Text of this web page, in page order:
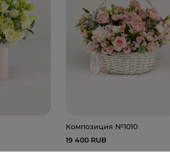
Композиция №1010
19 400 RUB